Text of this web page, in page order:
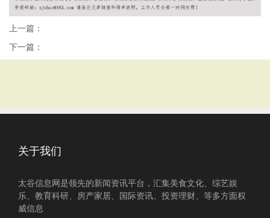
上一篇：
下一篇：
关于我们
太谷信息网是领先的新闻资讯平台，汇集美食文化、综艺娱
乐、教育科研、房产家居、国际资讯、投资理财、等多方面权
威信息